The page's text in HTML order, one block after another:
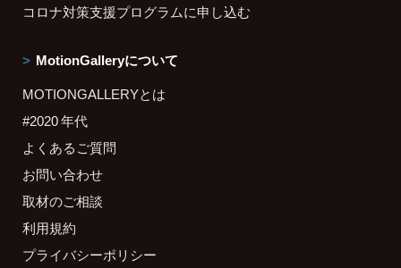
コロナ対策支援プログラムに申し込む
MotionGalleryについて
MOTIONGALLERYとは
#2020 年代
よくあるご質問
お問い合わせ
取材のご相談
利用規約
プライバシーポリシー